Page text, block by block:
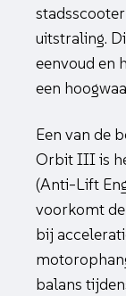
uitstraling.
eenvoud en
een
Een van de
Orbit III is
(Anti-Lift
voorkomt
bij
balans